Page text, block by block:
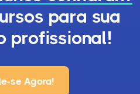
para sua
profissional!
se Agora!